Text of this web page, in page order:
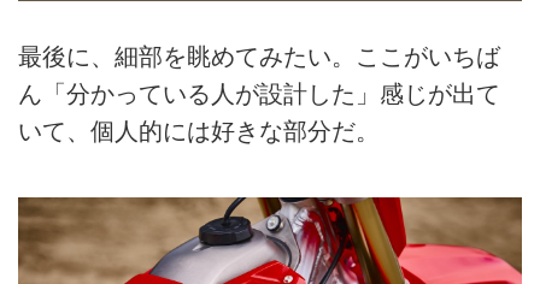
最後に、細部を眺めてみたい。ここがいちば
ん「分かっている人が設計した」感じが出て
いて、個人的には好きな部分だ。